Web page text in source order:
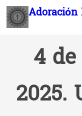
Saltar Adoración
4
2025.